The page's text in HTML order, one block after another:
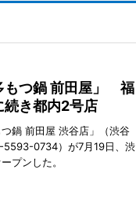
もつ鍋 前田屋」 福
続き都内2号店
鍋 前田屋 渋谷店」（渋谷
5593-0734）が7月19日、渋
プンした。